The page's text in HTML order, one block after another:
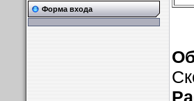
Форма входа